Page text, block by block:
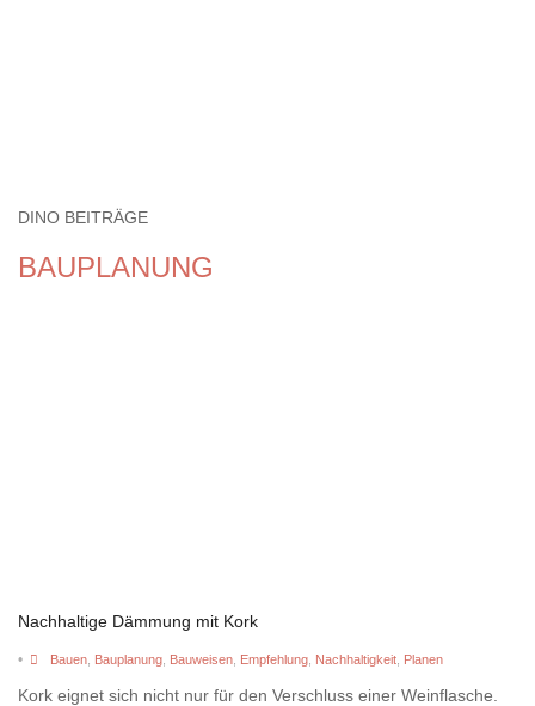
DINO BEITRÄGE
BAUPLANUNG
Nachhaltige Dämmung mit Kork
• Bauen, Bauplanung, Bauweisen, Empfehlung, Nachhaltigkeit, Planen
Kork eignet sich nicht nur für den Verschluss einer Weinflasche.